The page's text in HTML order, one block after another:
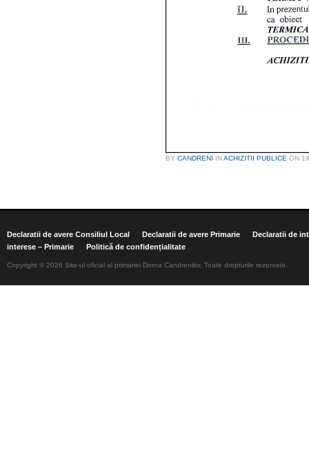
BY CANDRENI INACHIZITII PUBLICE ON
Declaratii de avere Consiliul Local Declaratii de avere Primarie
Declaratii de
interese – Primarie
Politică de confidențialitate
Copyright © 2026 Site-ul oficial al primariei Dorna Candrenilor. Toate drepturile rezervate.